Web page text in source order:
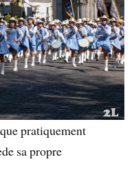
pratiquement
sa propre